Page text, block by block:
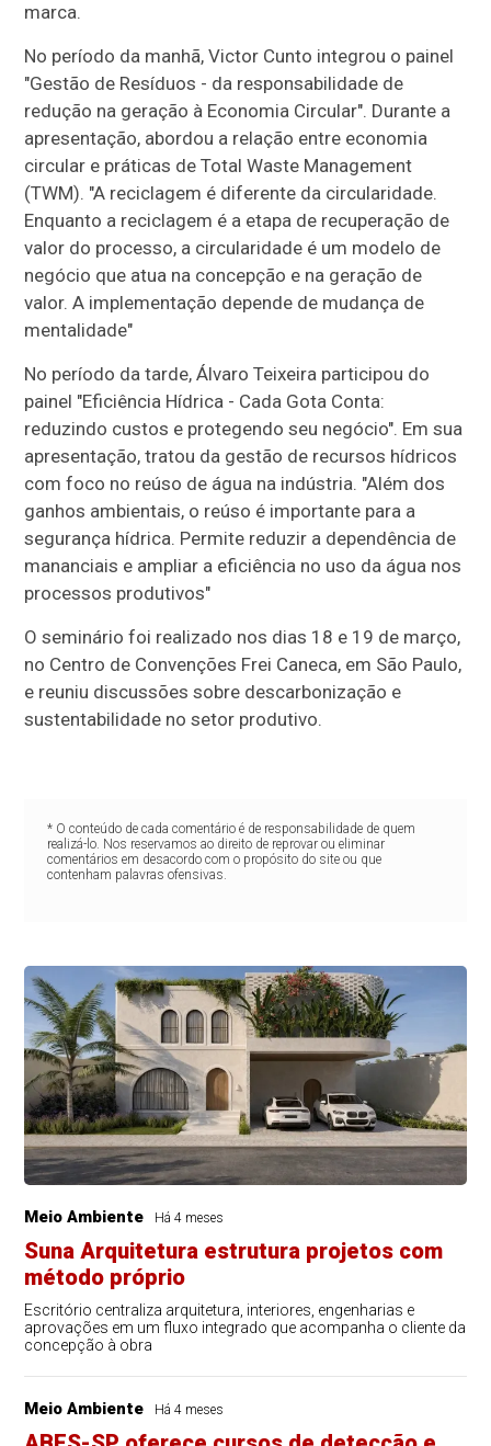
marca.
No período da manhã, Victor Cunto integrou o painel
"Gestão de Resíduos - da responsabilidade de
redução na geração à Economia Circular". Durante a
apresentação, abordou a relação entre economia
circular e práticas de Total Waste Management
(TWM). "A reciclagem é diferente da circularidade.
Enquanto a reciclagem é a etapa de recuperação de
valor do processo, a circularidade é um modelo de
negócio que atua na concepção e na geração de
valor. A implementação depende de mudança de
mentalidade"
No período da tarde, Álvaro Teixeira participou do
painel "Eficiência Hídrica - Cada Gota Conta:
reduzindo custos e protegendo seu negócio". Em sua
apresentação, tratou da gestão de recursos hídricos
com foco no reúso de água na indústria. "Além dos
ganhos ambientais, o reúso é importante para a
segurança hídrica. Permite reduzir a dependência de
mananciais e ampliar a eficiência no uso da água nos
processos produtivos"
O seminário foi realizado nos dias 18 e 19 de março,
no Centro de Convenções Frei Caneca, em São Paulo,
e reuniu discussões sobre descarbonização e
sustentabilidade no setor produtivo.
* O conteúdo de cada comentário é de responsabilidade de quem
realizá-lo. Nos reservamos ao direito de reprovar ou eliminar
comentários em desacordo com o propósito do site ou que
contenham palavras ofensivas.
Meio Ambiente Há 4 meses
Suna Arquitetura estrutura projetos com
método próprio
Escritório centraliza arquitetura, interiores, engenharias e
aprovações em um fluxo integrado que acompanha o cliente da
concepção à obra
Meio Ambiente Há 4 meses